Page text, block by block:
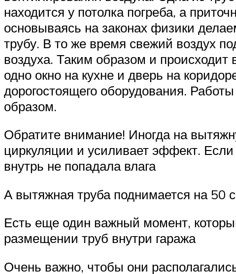
находится у потолка погреба, а
основываясь на законах физики
трубу. В то же время свежий воздух
воздуха. Таким образом и
одно окно на кухне и дверь на
дорогостоящего оборудования.
образом.
Обратите внимание! Иногда на
циркуляции и усиливает эффект.
внутрь не попадала влага
А вытяжная труба поднимается на 50
Есть еще один важный момент,
размещении труб внутри гаража
Очень важно, чтобы они